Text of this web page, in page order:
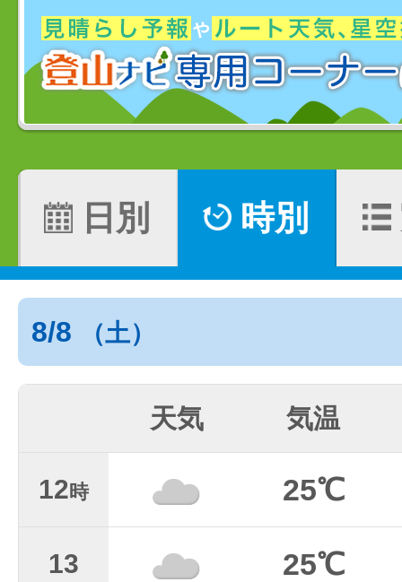
日別 時別
8/8 （土）
天気 気温
12時 25℃
13 25℃